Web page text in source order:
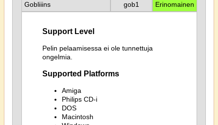
Gobliiins gob1 Erinomainen
Support Level
Pelin pelaamisessa ei ole tunnettuja
ongelmia.
Supported Platforms
Amiga
Philips CD-i
DOS
Macintosh